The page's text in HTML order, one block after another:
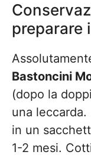
preparare
Bastoncini
(dopo la
una
in un
1-2 mesi.